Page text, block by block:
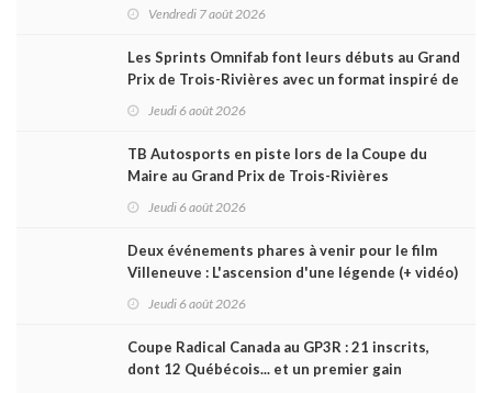
Vendredi 7 août 2026
Les Sprints Omnifab font leurs débuts au Grand
Prix de Trois-Rivières avec un format inspiré de
Jeudi 6 août 2026
TB Autosports en piste lors de la Coupe du
Maire au Grand Prix de Trois-Rivières
Jeudi 6 août 2026
Deux événements phares à venir pour le film
Villeneuve : L'ascension d'une légende (+ vidéo)
Jeudi 6 août 2026
Coupe Radical Canada au GP3R : 21 inscrits,
dont 12 Québécois... et un premier gain